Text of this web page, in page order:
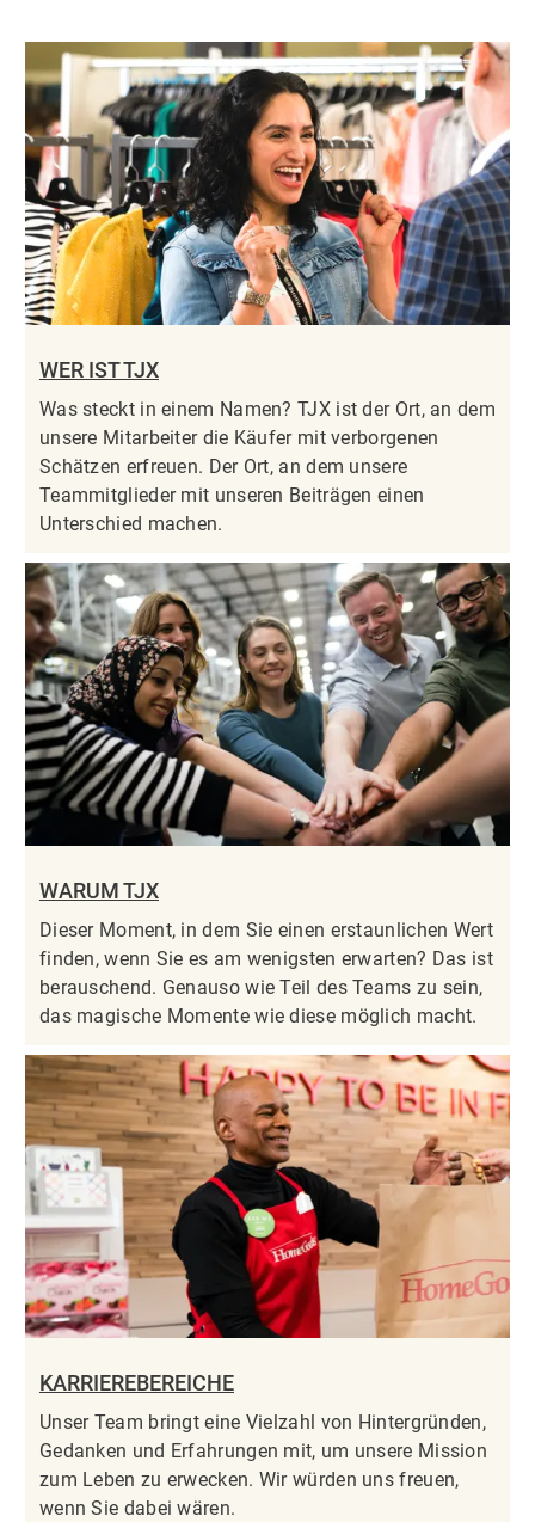
WER IST TJX
Was steckt in einem Namen? TJX ist der Ort, an dem
unsere Mitarbeiter die Käufer mit verborgenen
Schätzen erfreuen. Der Ort, an dem unsere
Teammitglieder mit unseren Beiträgen einen
Unterschied machen.
WARUM TJX
Dieser Moment, in dem Sie einen erstaunlichen Wert
finden, wenn Sie es am wenigsten erwarten? Das ist
berauschend. Genauso wie Teil des Teams zu sein,
das magische Momente wie diese möglich macht.
KARRIEREBEREICHE
Unser Team bringt eine Vielzahl von Hintergründen,
Gedanken und Erfahrungen mit, um unsere Mission
zum Leben zu erwecken. Wir würden uns freuen,
wenn Sie dabei wären.